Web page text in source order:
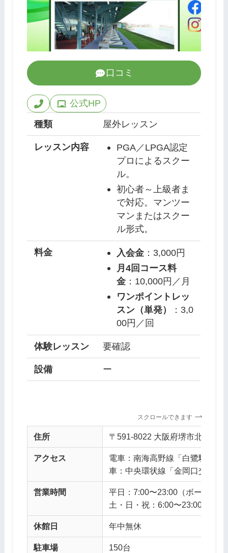
口コミ
公式HP
種類 屋外レッスン
レッスン内容
PGA／LPGA認定
プロによるスクー
ル。
初心者～上級者ま
で対応。マンツー
マンまたはスクー
ル形式。
料金 入会金：3,000円
月4回コース料
金：10,000円／月
ワンポイントレッ
スン（単発）
：3,0
00円／回
体験レッスン 要確認
設備 ー
スクロールできます
住所 〒591-8022 大阪府堺市北区金
アクセス
電車：南海高野線「白鷺駅」徒
車：中央環状線「金岡口交差点
営業時間
平日：7:00〜23:00（ボール貸
土・日・祝：6:00〜23:00（ボ
休館日 年中無休
駐車場 150台